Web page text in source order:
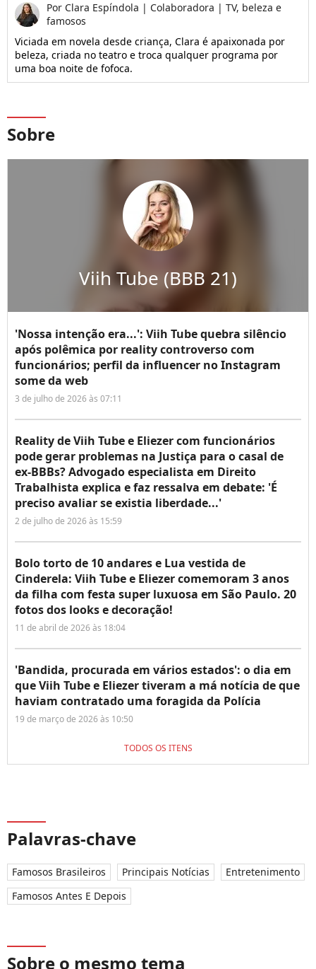
Por Clara Espíndola | Colaboradora | TV, beleza e
famosos
Viciada em novela desde criança, Clara é apaixonada por
beleza, criada no teatro e troca qualquer programa por
uma boa noite de fofoca.
Sobre
Viih Tube (BBB 21)
'Nossa intenção era...': Viih Tube quebra silêncio
após polêmica por reality controverso com
funcionários; perfil da influencer no Instagram
some da web
3 de julho de 2026 às 07:11
Reality de Viih Tube e Eliezer com funcionários
pode gerar problemas na Justiça para o casal de
ex-BBBs? Advogado especialista em Direito
Trabalhista explica e faz ressalva em debate: 'É
preciso avaliar se existia liberdade...'
2 de julho de 2026 às 15:59
Bolo torto de 10 andares e Lua vestida de
Cinderela: Viih Tube e Eliezer comemoram 3 anos
da filha com festa super luxuosa em São Paulo. 20
fotos dos looks e decoração!
11 de abril de 2026 às 18:04
'Bandida, procurada em vários estados': o dia em
que Viih Tube e Eliezer tiveram a má notícia de que
haviam contratado uma foragida da Polícia
19 de março de 2026 às 10:50
TODOS OS ITENS
Palavras-chave
Famosos Brasileiros Principais Notícias
Entretenimento
Famosos Antes E Depois
Sobre o mesmo tema